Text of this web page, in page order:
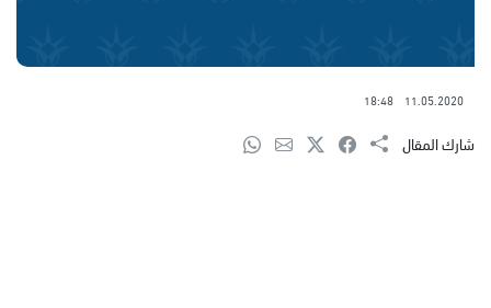
11.05.2020
18:48
شارك المقال